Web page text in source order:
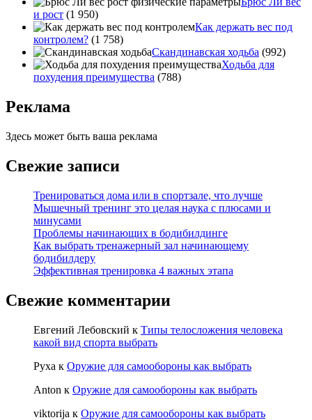
и рост (1 950)
Как держать вес под
контролем? (1 758)
Скандинавская ходьба (992)
Ходьба для
похудения преимущества (788)
Реклама
Здесь может быть ваша реклама
Свежие записи
Тренироваться дома или в спортзале, что лучше
Мышечный тренинг это целая наука с плюсами и
минусами
Проблемы начинающих в бодибилдинге
Как выбрать тренажерный зал начинающему
бодибилдеру
Эффективная тренировка 4 важных этапа
Свежие комментарии
Евгений Лебовский к Типы телосложения человека
какой вид спорта выбрать
Руха к Оружие для самообороны как выбрать
Anton к Оружие для самообороны как выбрать
viktorija к Оружие для самообороны как выбрать